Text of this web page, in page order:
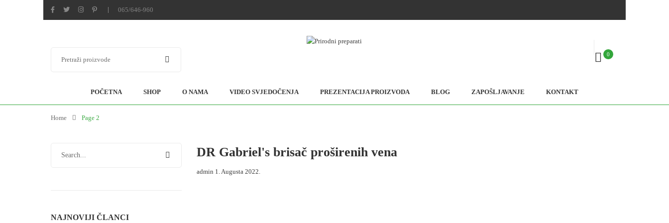
065/646-960
0
POČETNA SHOP O NAMA VIDEO SVJEDOČENJA PREZENTACIJA PROIZVODA BLOG ZAPOŠLJAVANJE KONTAKT
Home Page 2
NAJNOVIJI ČLANCI
DR Gabriel's brisač proširenih vena
admin 1. Augusta 2022.